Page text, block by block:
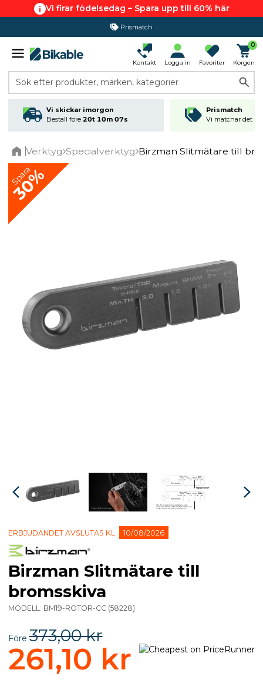
Vi firar födelsedag – Spara upp till 60% här
Prismatch
Kontakt Logga in Favoriter
0
Korgen
Sök efter produkter, märken, kategorier
Vi skickar imorgon
Beställ före 20t 10m 07s
Prismatch
Vi matchar det
Verktyg Specialverktyg Birzman Slitmätare till
Spara
30%
ERBJUDANDET AVSLUTAS KL 10/08/2026
Birzman Slitmätare till
bromsskiva
MODELL: BM19-ROTOR-CC (58228)
Före 373,00 kr
261,10 kr